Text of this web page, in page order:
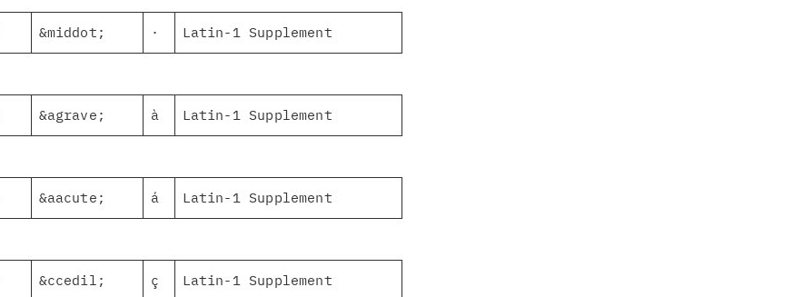
&middot; · Latin-1 Supplement
&agrave; à Latin-1 Supplement
&aacute; á Latin-1 Supplement
&ccedil; ç Latin-1 Supplement